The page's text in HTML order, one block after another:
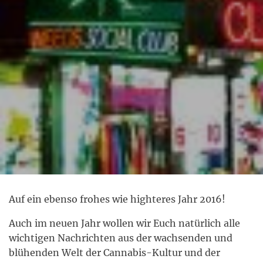
Auf ein ebenso frohes wie highteres Jahr 2016!
Auch im neuen Jahr wollen wir Euch natürlich alle
wichtigen Nachrichten aus der wachsenden und
blühenden Welt der Cannabis-Kultur und der